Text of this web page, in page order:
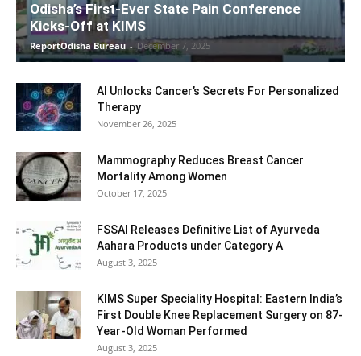
Odisha’s First-Ever State Pain Conference
Kicks-Off at KIMS
ReportOdisha Bureau - December 7, 2025
AI Unlocks Cancer’s Secrets For Personalized
Therapy
November 26, 2025
Mammography Reduces Breast Cancer
Mortality Among Women
October 17, 2025
FSSAI Releases Definitive List of Ayurveda
Aahara Products under Category A
August 3, 2025
KIMS Super Speciality Hospital: Eastern India’s
First Double Knee Replacement Surgery on 87-
Year-Old Woman Performed
August 3, 2025